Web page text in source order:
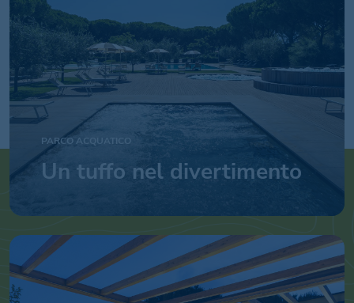
PARCO ACQUATICO
Un tuffo nel divertimento